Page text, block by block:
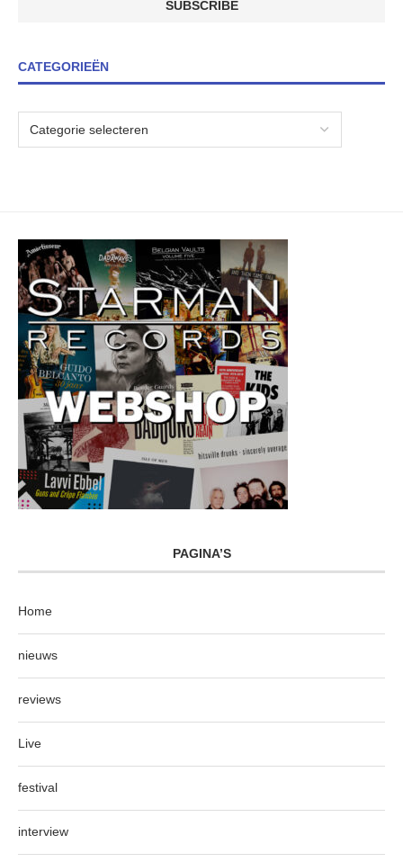
CATEGORIEËN
PAGINA’S
Home
nieuws
reviews
Live
festival
interview